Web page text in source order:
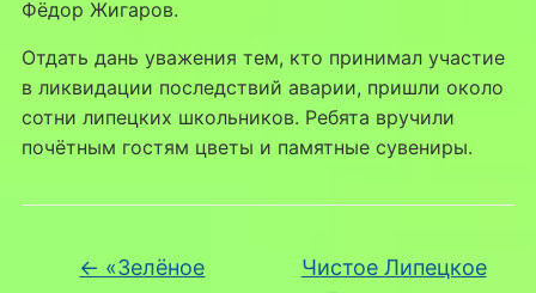
Фёдор Жигаров.
Отдать дань уважения тем, кто принимал участие
в ликвидации последствий аварии, пришли около
сотни липецких школьников. Ребята вручили
почётным гостям цветы и памятные сувениры.
← «Зелёное
Чистое Липецкое